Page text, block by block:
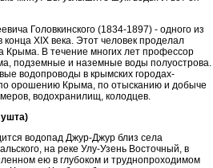
Головкинского (1834-1897) - одного из
конца XIX века. Этот человек проделал
Крыма. В течение многих лет профессор
подземные и наземные воды полуострова.
водопроводы в крымских городах-
по орошению Крыма, по отысканию и добыче
водохранилищ, колодцев.
водопад Джур-Джур близ села
на реке Улу-Узень Восточный, в
ею в глубоком и труднопроходимом